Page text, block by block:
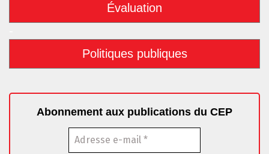
Évaluation
Politiques publiques
Abonnement aux publications du CEP